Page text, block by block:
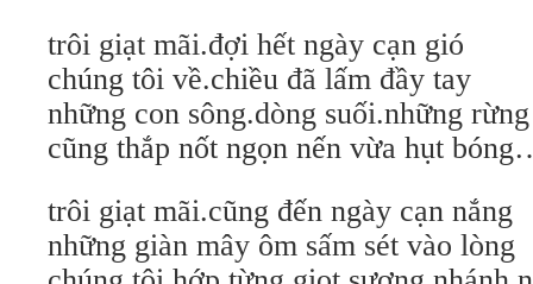
trôi giạt mãi.đợi hết ngày cạn gió
chúng tôi về.chiều đã lấm đầy tay
những con sông.dòng suối.những
cũng thắp nốt ngọn nến vừa hụt
trôi giạt mãi.cũng đến ngày cạn nắng
những giàn mây ôm sấm sét vào lòng